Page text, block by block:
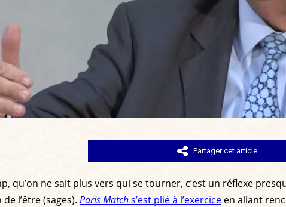
Partager cet article
qu’on ne sait plus vers qui se tourner, c’est un réflexe
l’être (sages). Paris Matchs’est plié à l’exerciceen allant